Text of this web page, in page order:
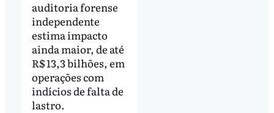
auditoria forense
independente
estima impacto
ainda maior, de até
R$ 13,3 bilhões, em
operações com
indícios de falta de
lastro.